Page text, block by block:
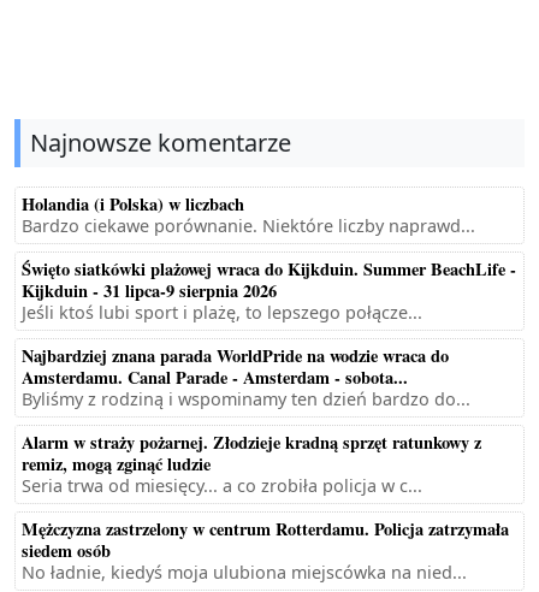
Najnowsze komentarze
Holandia (i Polska) w liczbach
Bardzo ciekawe porównanie. Niektóre liczby naprawd...
Święto siatkówki plażowej wraca do Kijkduin. Summer BeachLife -
Kijkduin - 31 lipca-9 sierpnia 2026
Jeśli ktoś lubi sport i plażę, to lepszego połącze...
Najbardziej znana parada WorldPride na wodzie wraca do
Amsterdamu. Canal Parade - Amsterdam - sobota...
Byliśmy z rodziną i wspominamy ten dzień bardzo do...
Alarm w straży pożarnej. Złodzieje kradną sprzęt ratunkowy z
remiz, mogą zginąć ludzie
Seria trwa od miesięcy... a co zrobiła policja w c...
Mężczyzna zastrzelony w centrum Rotterdamu. Policja zatrzymała
siedem osób
No ładnie, kiedyś moja ulubiona miejscówka na nied...